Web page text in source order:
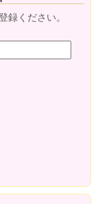
録ください。